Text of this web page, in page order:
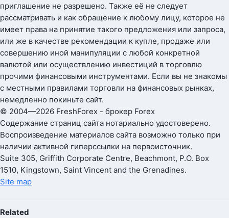
приглашение не разрешено. Также её не следует
рассматривать и как обращение к любому лицу, которое не
имеет права на принятие такого предложения или запроса,
или же в качестве рекомендации к купле, продаже или
совершению иной манипуляции с любой конкретной
валютой или осуществлению инвестиций в торговлю
прочими финансовыми инструментами. Если вы не знакомы
с местными правилами торговли на финансовых рынках,
немедленно покиньте сайт.
© 2004—2026 FreshForex - брокер Forex
Содержание страниц сайта нотариально удостоверено.
Воспроизведение материалов сайта возможно только при
наличии активной гиперссылки на первоисточник.
Suite 305, Griffith Corporate Centre, Beachmont, P.O. Box
1510, Kingstown, Saint Vincent and the Grenadines.
Site map
Related